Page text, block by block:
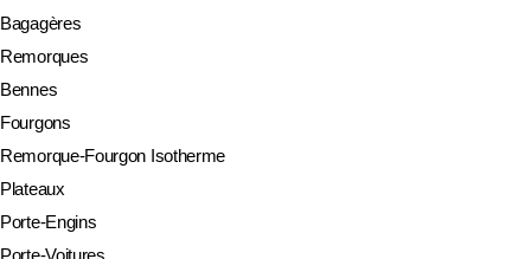
Bagagères
Remorques
Bennes
Fourgons
Remorque-Fourgon Isotherme
Plateaux
Porte-Engins
Porte-Voitures